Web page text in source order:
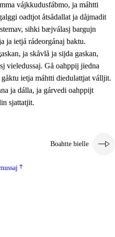
vájkkudusfábmo, ja máhtti
oadtjot åtsådallat ja dåjmadit
sihki bæjválasj bargujn
ja ietjá rádeorgánaj baktu.
ja skåvlå ja sijda gaskan,
vieledussaj. Gå oahppij jiedna
ietja máhtti diedulattjat válljit.
ja dálla, ja gárvedi oahppijt
sjattatjit.
Boahtte bielle